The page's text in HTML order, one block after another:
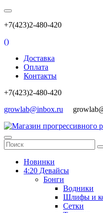
+7(423)2-480-420
()
Доставка
Оплата
Контакты
+7(423)2-480-420
growlab@inbox.ru
Новинки
4:20 Девайсы
Бонги
Водники
Шлифы и
Сетки